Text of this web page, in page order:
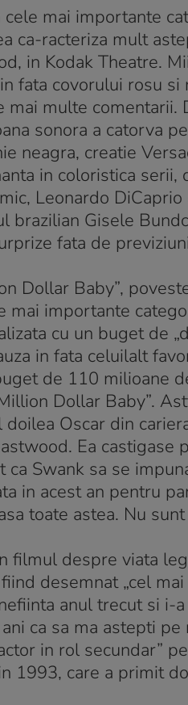
mai importante
ca-racteriza mult
in Kodak Theatre.
fata covorului rosu
mai multe
sonora a catorva
neagra, creatie
in coloristica serii,
Leonardo
Gisele
fata de
Dollar Baby”,
importante
cu un buget de
in fata celuilalt
de 110 milioane
Dollar Baby”.
Oscar din
Ea
ca Swank sa se
in acest an pentru
toate astea. Nu
filmul despre viata
desemnat „cel
anul trecut si
ca sa ma astepti
in rol secundar”
1993, care a primit